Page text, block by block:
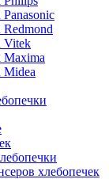
Vitek
хлебопечек